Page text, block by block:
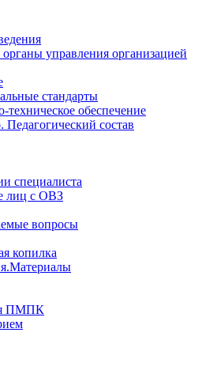
управления организацией
стандарты
техническое обеспечение
Педагогический состав
специалиста
лиц с ОВЗ
вопросы
копилка
ПМПК